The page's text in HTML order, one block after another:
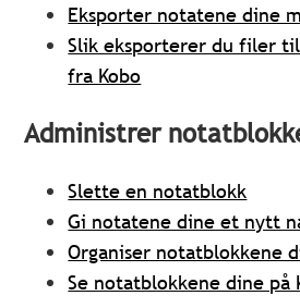
Eksporter notatene dine
Slik eksporterer du filer
fra Kobo
Administrer
Slette en notatblokk
Gi notatene dine et nytt
Organiser notatblokkene
Se notatblokkene dine på